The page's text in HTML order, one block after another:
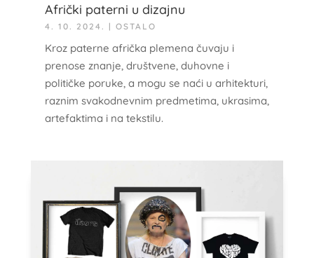
Afrički paterni u dizajnu
4. 10. 2024. | OSTALO
Kroz paterne afrička plemena čuvaju i
prenose znanje, društvene, duhovne i
političke poruke, a mogu se naći u arhitekturi,
raznim svakodnevnim predmetima, ukrasima,
artefaktima i na tekstilu.